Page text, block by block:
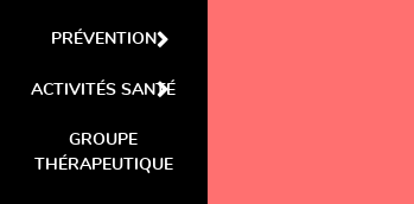
PRÉVENTION
ACTIVITÉS SANTÉ
GROUPE
THÉRAPEUTIQUE